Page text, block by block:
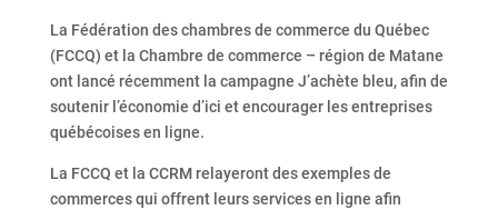
La Fédération des chambres de commerce du Québec
(FCCQ) et la Chambre de commerce – région de Matane
ont lancé récemment la campagne J’achète bleu, afin de
soutenir l’économie d’ici et encourager les entreprises
québécoises en ligne.
La FCCQ et la CCRM relayeront des exemples de
commerces qui offrent leurs services en ligne afin